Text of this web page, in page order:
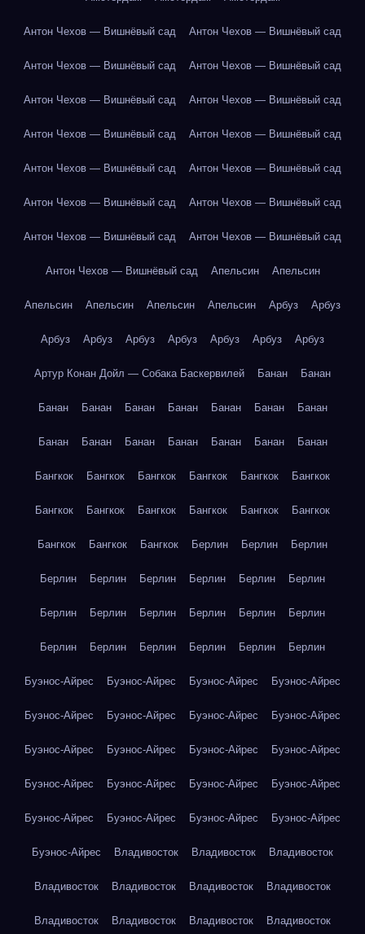
Антон Чехов — Вишнёвый сад Антон Чехов — Вишнёвый сад
Антон Чехов — Вишнёвый сад Антон Чехов — Вишнёвый сад
Антон Чехов — Вишнёвый сад Антон Чехов — Вишнёвый сад
Антон Чехов — Вишнёвый сад Антон Чехов — Вишнёвый сад
Антон Чехов — Вишнёвый сад Антон Чехов — Вишнёвый сад
Антон Чехов — Вишнёвый сад Антон Чехов — Вишнёвый сад
Антон Чехов — Вишнёвый сад Антон Чехов — Вишнёвый сад
Антон Чехов — Вишнёвый сад Апельсин Апельсин
Апельсин Апельсин Апельсин Апельсин Арбуз Арбуз
Арбуз Арбуз Арбуз Арбуз Арбуз Арбуз Арбуз
Артур Конан Дойл — Собака Баскервилей Банан Банан
Банан Банан Банан Банан Банан Банан Банан
Банан Банан Банан Банан Банан Банан Банан
Бангкок Бангкок Бангкок Бангкок Бангкок Бангкок
Бангкок Бангкок Бангкок Бангкок Бангкок Бангкок
Бангкок Бангкок Бангкок Берлин Берлин Берлин
Берлин Берлин Берлин Берлин Берлин Берлин
Берлин Берлин Берлин Берлин Берлин Берлин
Берлин Берлин Берлин Берлин Берлин Берлин
Буэнос-Айрес Буэнос-Айрес Буэнос-Айрес Буэнос-Айрес
Буэнос-Айрес Буэнос-Айрес Буэнос-Айрес Буэнос-Айрес
Буэнос-Айрес Буэнос-Айрес Буэнос-Айрес Буэнос-Айрес
Буэнос-Айрес Буэнос-Айрес Буэнос-Айрес Буэнос-Айрес
Буэнос-Айрес Буэнос-Айрес Буэнос-Айрес Буэнос-Айрес
Буэнос-Айрес Владивосток Владивосток Владивосток
Владивосток Владивосток Владивосток Владивосток
Владивосток Владивосток Владивосток Владивосток